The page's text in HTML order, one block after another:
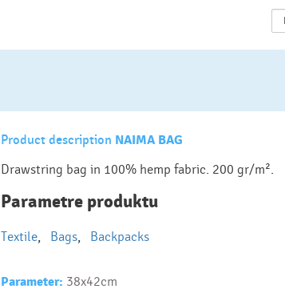
Product description NAIMA BAG
Drawstring bag in 100% hemp fabric. 200 gr/m².
Parametre produktu
Textile, Bags, Backpacks
Parameter: 38x42cm